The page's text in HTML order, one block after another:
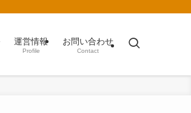
運営情報
Profile
お問い合わせ
Contact